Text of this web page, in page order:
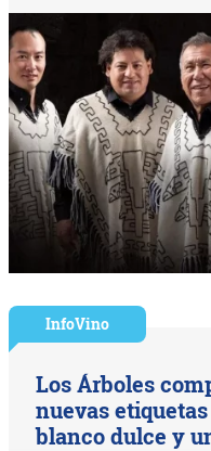
InfoVino
Los Árboles
nuevas
blanco dulce y